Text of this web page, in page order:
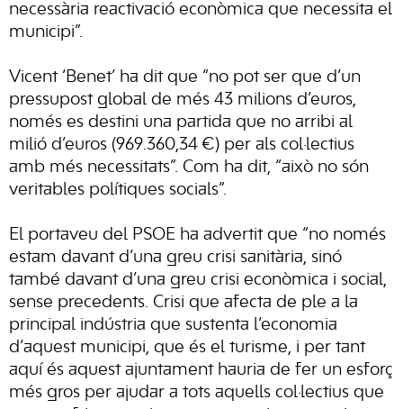
necessària reactivació econòmica que necessita el
municipi”.
Vicent ‘Benet’ ha dit que “no pot ser que d’un
pressupost global de més 43 milions d’euros,
només es destini una partida que no arribi al
milió d’euros (969.360,34 €) per als col·lectius
amb més necessitats”. Com ha dit, “això no són
veritables polítiques socials”.
El portaveu del PSOE ha advertit que “no només
estam davant d’una greu crisi sanitària, sinó
també davant d’una greu crisi econòmica i social,
sense precedents. Crisi que afecta de ple a la
principal indústria que sustenta l’economia
d’aquest municipi, que és el turisme, i per tant
aquí és aquest ajuntament hauria de fer un esforç
més gros per ajudar a tots aquells col·lectius que